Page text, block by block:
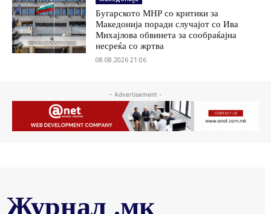
Бугарското МНР со критики за
Македонија поради случајот со Ива
Михајлова обвинета за сообраќајна
несреќа со жртва
08.08.2026 21:06
- Advertisement -
Журнал .мк